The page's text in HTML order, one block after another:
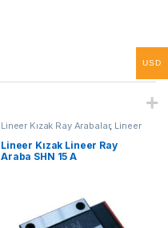
Lineer Kızak Ray Arabalar, Lineer
Ray Araba SHN A Serisi Mekanik
Ürünler, Ray ve Arabalar
Lineer Kızak Lineer Ray
Araba SHN 15 A
USD